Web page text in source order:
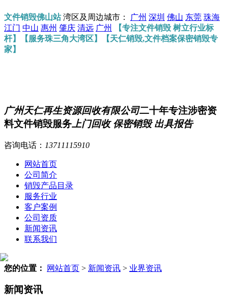
文件销毁佛山站湾区及周边城市： 广州 深圳 佛山 东莞 珠海
江门 中山 惠州 肇庆 清远 广州
【专注文件销毁 树立行业标
杆】【服务珠三角大湾区】【天仁销毁,文件档案保密销毁专
家】
广州天仁再生资源回收有限公司二十年专注涉密资
料文件销毁服务 上门回收 保密销毁 出具报告
咨询电话： 13711115910
网站首页
公司简介
销毁产品目录
服务行业
客户案例
公司资质
新闻资讯
联系我们
您的位置： 网站首页 > 新闻资讯 > 业界资讯
新闻资讯